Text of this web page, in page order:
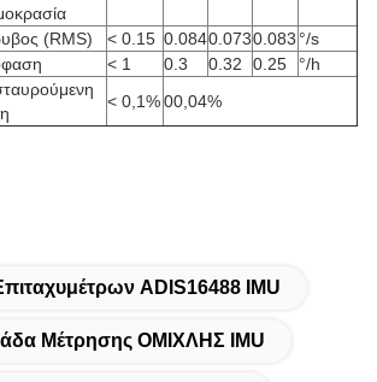
(RMS) < 0.15 0.0840.0730.083 °/s
< 1 0.3 0.32 0.25
°/h
< 0,1%00,04%
ADIS16488 IMU
Μέτρησης ΟΜΙΧΛΗΣ IMU